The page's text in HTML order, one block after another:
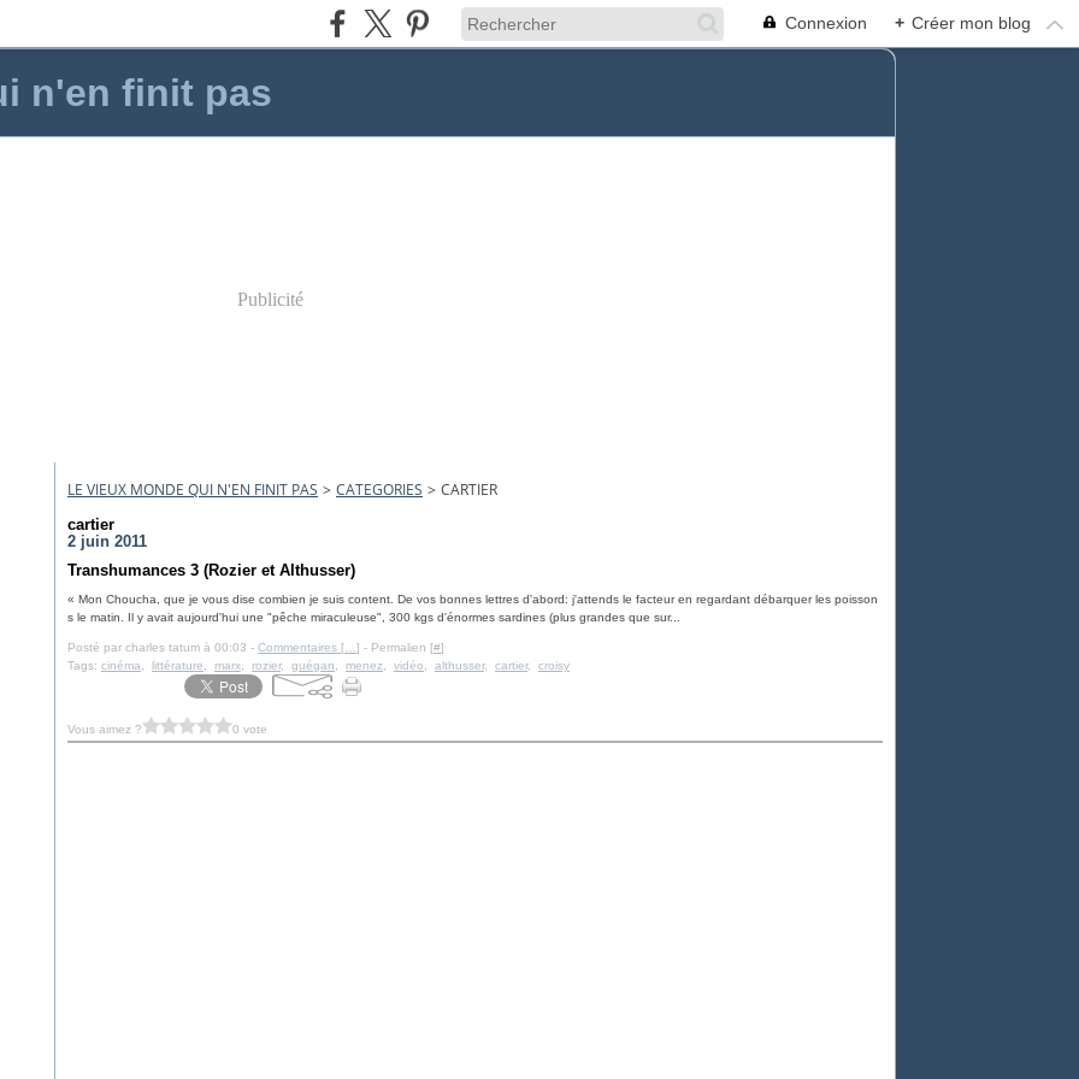
Connexion + Créer mon blog
n'en finit pas
Publicité
LE VIEUX MONDE QUI N'EN FINIT PAS > CATEGORIES > CARTIER
cartier
2 juin 2011
Transhumances 3 (Rozier et Althusser)
« Mon Choucha, que je vous dise combien je suis content. De vos bonnes lettres d'abord: j'attends le facteur en regardant débarquer les poisson
s le matin. Il y avait aujourd'hui une "pêche miraculeuse", 300 kgs d'énormes sardines (plus grandes que sur...
Posté par charles tatum à 00:03 - Commentaires [ ] - Permalien [#]
Tags: cinéma littérature marx rozier, guégan menez vidéo althusser, cartier, croisy
Vous aimez ? 0 vote